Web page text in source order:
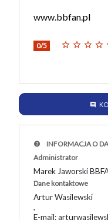
www.bbfan.pl
0/5
INFORMACJA O
Administrator
Marek Jaworski
Dane kontaktowe
Artur Wasilewski
,
E-mail: